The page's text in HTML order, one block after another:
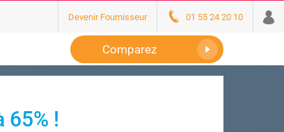
Devenir Fournisseur 01 55 24 20 10
Comparez
!